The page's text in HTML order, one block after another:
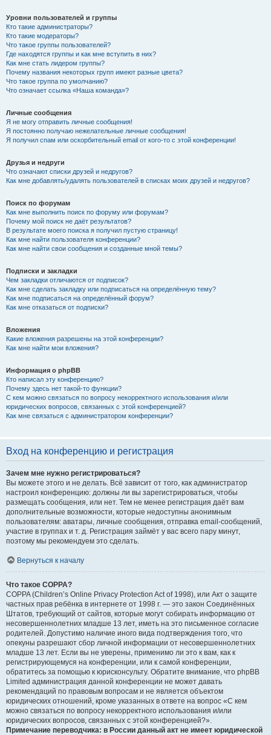
Уровни пользователей и группы
Кто такие администраторы?
Кто такие модераторы?
Что такое группы пользователей?
Где находятся группы и как мне вступить в них?
Как мне стать лидером группы?
Почему названия некоторых групп имеют разные цвета?
Что такое группа по умолчанию?
Что означает ссылка «Наша команда»?
Личные сообщения
Я не могу отправить личные сообщения!
Я постоянно получаю нежелательные личные сообщения!
Я получил спам или оскорбительный email от кого-то с этой конференции!
Друзья и недруги
Что означают списки друзей и недругов?
Как мне добавлять/удалять пользователей в списках моих друзей и недругов?
Поиск по форумам
Как мне выполнить поиск по форуму или форумам?
Почему мой поиск не даёт результатов?
В результате моего поиска я получил пустую страницу!
Как мне найти пользователя конференции?
Как мне найти свои сообщения и созданные мной темы?
Подписки и закладки
Чем закладки отличаются от подписок?
Как мне сделать закладку или подписаться на определённую тему?
Как мне подписаться на определённый форум?
Как мне отказаться от подписки?
Вложения
Какие вложения разрешены на этой конференции?
Как мне найти мои вложения?
Информация о phpBB
Кто написал эту конференцию?
Почему здесь нет такой-то функции?
С кем можно связаться по вопросу некорректного использования и/или
юридических вопросов, связанных с этой конференцией?
Как мне связаться с администратором конференции?
Вход на конференцию и регистрация
Зачем мне нужно регистрироваться?
Вы можете этого и не делать. Всё зависит от того, как администратор
настроил конференцию: должны ли вы зарегистрироваться, чтобы
размещать сообщения, или нет. Тем не менее регистрация даёт вам
дополнительные возможности, которые недоступны анонимным
пользователям: аватары, личные сообщения, отправка email-сообщений,
участие в группах и т. д. Регистрация займёт у вас всего пару минут,
поэтому мы рекомендуем это сделать.
Вернуться к началу
Что такое COPPA?
COPPA (Children’s Online Privacy Protection Act of 1998), или Акт о защите
частных прав ребёнка в интернете от 1998 г. — это закон Соединённых
Штатов, требующий от сайтов, которые могут собирать информацию от
несовершеннолетних младше 13 лет, иметь на это письменное согласие
родителей. Допустимо наличие иного вида подтверждения того, что
опекуны разрешают сбор личной информации от несовершеннолетних
младше 13 лет. Если вы не уверены, применимо ли это к вам, как к
регистрирующемуся на конференции, или к самой конференции,
обратитесь за помощью к юрисконсульту. Обратите внимание, что phpBB
Limited администрация данной конференции не может давать
рекомендаций по правовым вопросам и не является объектом
юридических отношений, кроме указанных в ответе на вопрос «С кем
можно связаться по вопросу некорректного использования и/или
юридических вопросов, связанных с этой конференцией?».
Примечание переводчика: в России данный акт не имеет юридической